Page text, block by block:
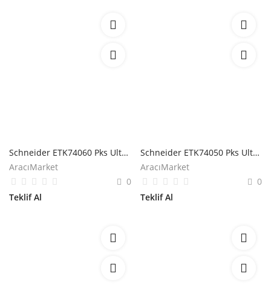
Schneider ETK74060 Pks Ultra 74x21mm Uç Tapa
AracıMarket
0
Teklif Al
Schneider ETK74050 Pks Ultra 74x21mm T Dirsek
AracıMarket
0
Teklif Al